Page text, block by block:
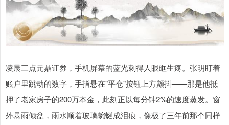
凌晨三点元鼎证券，手机屏幕的蓝光刺得人眼眶生疼。张明盯着
账户里跳动的数字，手指悬在"平仓"按钮上方颤抖——那是他抵
押了老家房子的200万本金，此刻正以每分钟2%的速度蒸发。窗
外暴雨倾盆，雨水顺着玻璃蜿蜒成泪痕，像极了三年前那个同样